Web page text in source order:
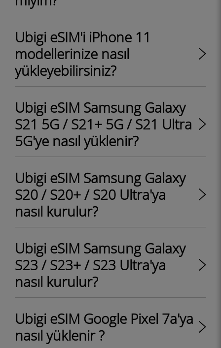
Ubigi eSIM'i iPhone 11
modellerinize nasıl
yükleyebilirsiniz?
Ubigi eSIM Samsung Galaxy
S21 5G / S21+ 5G / S21 Ultra
5G'ye nasıl yüklenir?
Ubigi eSIM Samsung Galaxy
S20 / S20+ / S20 Ultra'ya
nasıl kurulur?
Ubigi eSIM Samsung Galaxy
S23 / S23+ / S23 Ultra'ya
nasıl kurulur?
Ubigi eSIM Google Pixel 7a'ya
nasıl yüklenir ?